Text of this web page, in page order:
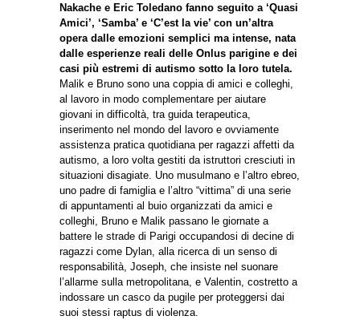
Nakache e Eric Toledano fanno seguito a ‘Quasi
Amici’, ‘Samba’ e ‘C’est la vie’ con un’altra
opera dalle emozioni semplici ma intense, nata
dalle esperienze reali delle Onlus parigine e dei
casi più estremi di autismo sotto la loro tutela.
Malik e Bruno sono una coppia di amici e colleghi,
al lavoro in modo complementare per aiutare
giovani in difficoltà, tra guida terapeutica,
inserimento nel mondo del lavoro e ovviamente
assistenza pratica quotidiana per ragazzi affetti da
autismo, a loro volta gestiti da istruttori cresciuti in
situazioni disagiate. Uno musulmano e l’altro ebreo,
uno padre di famiglia e l’altro “vittima” di una serie
di appuntamenti al buio organizzati da amici e
colleghi, Bruno e Malik passano le giornate a
battere le strade di Parigi occupandosi di decine di
ragazzi come Dylan, alla ricerca di un senso di
responsabilità, Joseph, che insiste nel suonare
l’allarme sulla metropolitana, e Valentin, costretto a
indossare un casco da pugile per proteggersi dai
suoi stessi raptus di violenza.